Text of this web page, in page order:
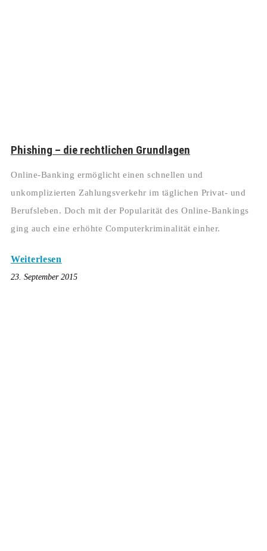
Phishing – die rechtlichen Grundlagen
Online-Banking ermöglicht einen schnellen und
unkomplizierten Zahlungsverkehr im täglichen Privat- und
Berufsleben. Doch mit der Popularität des Online-Bankings
ging auch eine erhöhte Computerkriminalität einher.
Weiterlesen
23. September 2015